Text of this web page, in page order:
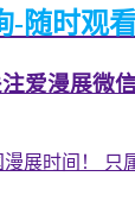
-随时观
爱漫展微信
展时间！ 只